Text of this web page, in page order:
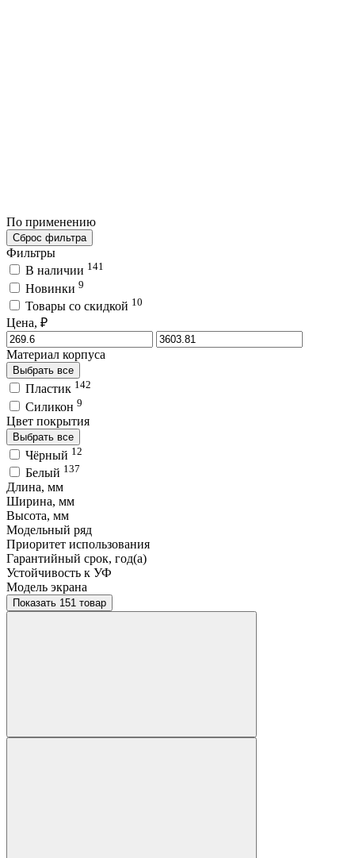
По применению
Сброс фильтра
Фильтры
В наличии 141
Новинки 9
Товары со скидкой 10
Цена, ₽
Материал корпуса
Выбрать все
Пластик 142
Силикон 9
Цвет покрытия
Выбрать все
Чёрный 12
Белый 137
Длина, мм
Ширина, мм
Высота, мм
Модельный ряд
Приоритет использования
Гарантийный срок, год(а)
Устойчивость к УФ
Модель экрана
Показать 151 товар